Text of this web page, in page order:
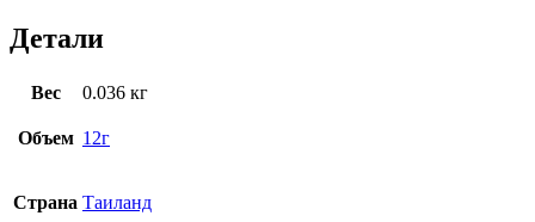
Детали
Вес 0.036 кг
Объем 12г
Страна Таиланд